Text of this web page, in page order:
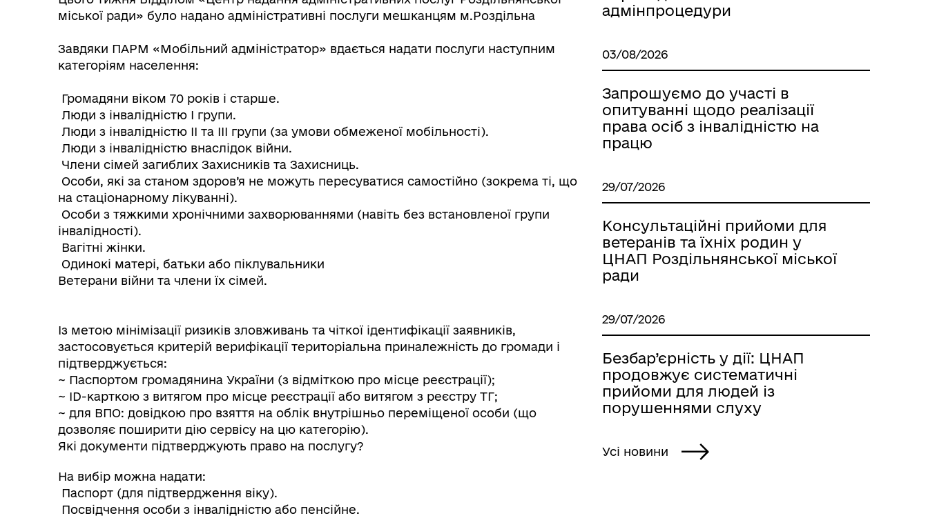
Графіки прийому громадян
Колегіальні органи (ради,
робочі групи, комісії)
Україну
ветеранам та їхнім родинам
Лиманське
міської ради» було надано адміністративні послуги мешканцям м.Роздільна
Завдяки ПАРМ «Мобільний адміністратор» вдається надати послуги наступним
категоріям населення:
Громадяни віком 70 років і старше.
Люди з інвалідністю І групи.
Люди з інвалідністю ІІ та ІІІ групи (за умови обмеженої мобільності).
Люди з інвалідністю внаслідок війни.
Члени сімей загиблих Захисників та Захисниць.
Особи, які за станом здоров’я не можуть пересуватися самостійно (зокрема ті, що
на стаціонарному лікуванні).
Особи з тяжкими хронічними захворюваннями (навіть без встановленої групи
інвалідності).
Вагітні жінки.
Одинокі матері, батьки або піклувальники
Ветерани війни та члени їх сімей.
Із метою мінімізації ризиків зловживань та чіткої ідентифікації заявників,
застосовується критерій верифікації територіальна приналежність до громади і
підтверджується:
~ Паспортом громадянина України (з відміткою про місце реєстрації);
~ ID-карткою з витягом про місце реєстрації або витягом з реєстру ТГ;
~ для ВПО: довідкою про взяття на облік внутрішньо переміщеної особи (що
дозволяє поширити дію сервісу на цю категорію).
Які документи підтверджують право на послугу?
На вибір можна надати:
Паспорт (для підтвердження віку).
Посвідчення особи з інвалідністю або пенсійне.
адмінпроцедури
03/08/2026
Запрошуємо до участі в
опитуванні щодо реалізації
права осіб з інвалідністю на
працю
29/07/2026
Консультаційні прийоми для
ветеранів та їхніх родин у
ЦНАП Роздільнянської міської
ради
29/07/2026
Безбар’єрність у дії: ЦНАП
продовжує систематичні
прийоми для людей із
порушеннями слуху
Усі новини